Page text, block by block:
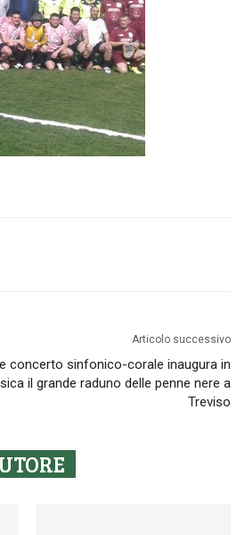
Articolo successivo
concerto sinfonico-corale inaugura in
il grande raduno delle penne nere a
Treviso